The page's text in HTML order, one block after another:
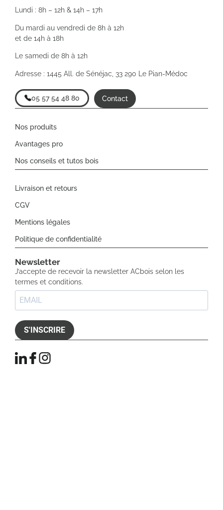
Lundi : 8h – 12h & 14h – 17h
Du mardi au vendredi de 8h à 12h
et de 14h à 18h
Le samedi de 8h à 12h
Adresse : 1445 All. de Sénéjac, 33 290 Le Pian-Médoc
05 57 54 48 80 Contact
Nos produits
Avantages pro
Nos conseils et tutos bois
Livraison et retours
CGV
Mentions légales
Politique de confidentialité
Newsletter​
J’accepte de recevoir la newsletter ACbois selon les
termes et conditions.
S'INSCRIRE